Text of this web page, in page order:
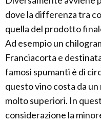
dove la differenza tra
quella del prodotto
Ad esempio un
Franciacorta e
famosi spumanti è di
questo vino costa da
molto superiori. In
considerazione la